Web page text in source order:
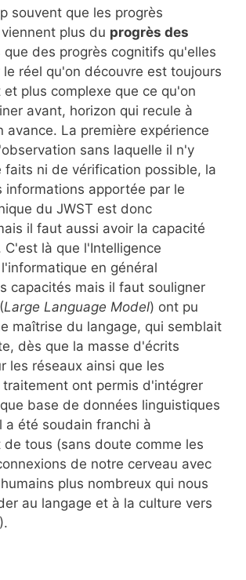
souvent que les progrès
plus du progrès des
que des progrès cognitifs qu'elles
réel qu'on découvre est toujours
plus complexe que ce qu'on
avant, horizon qui recule à
avance. La première expérience
sans laquelle il n'y
faits ni de vérification possible, la
informations apportée par le
du JWST est donc
il faut aussi avoir la capacité
C'est là que l'Intelligence
en général
capacités mais il faut souligner
Large Language Model) ont pu
maîtrise du langage, qui semblait
dès que la masse d'écrits
les réseaux ainsi que les
ont permis d'intégrer
base de données linguistiques
a été soudain franchi à
de tous (sans doute comme les
de notre cerveau avec
plus nombreux qui nous
au langage et à la culture vers